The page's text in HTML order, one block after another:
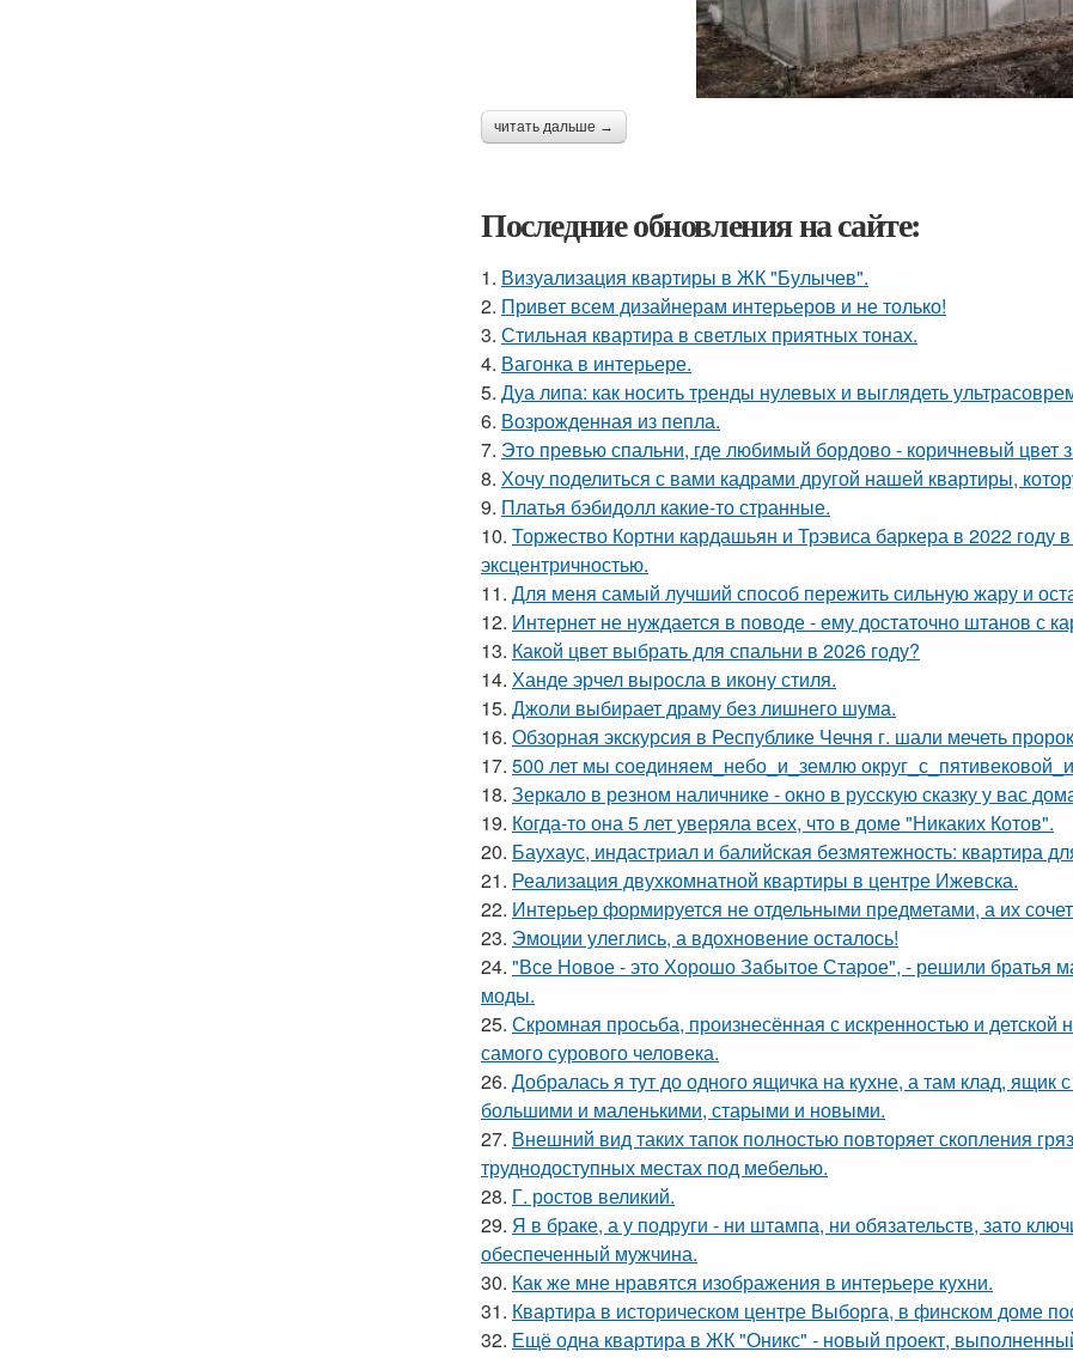
читать дальше →
Последние обновления на сайте:
1. Визуализация квартиры в ЖК "Булычев".
2. Привет всем дизайнерам интерьеров и не только!
3. Стильная квартира в светлых приятных тонах.
4. Вагонка в интерьере.
5. Дуа липа: как носить тренды нулевых и выглядеть
6. Возрожденная из пепла.
7. Это превью спальни, где любимый бордово - коричневый цвет
8. Хочу поделиться с вами кадрами другой нашей квартиры,
9. Платья бэбидолл какие-то странные.
10. Торжество Кортни кардашьян и Трэвиса баркера в 2022
эксцентричностью.
11. Для меня самый лучший способ пережить сильную жару и
12. Интернет не нуждается в поводе - ему достаточно штанов с
13. Какой цвет выбрать для спальни в 2026 году?
14. Ханде эрчел выросла в икону стиля.
15. Джоли выбирает драму без лишнего шума.
16. Обзорная экскурсия в Республике Чечня г. шали мечеть
17. 500 лет мы соединяем_небо_и_землю
18. Зеркало в резном наличнике - окно в русскую сказку у вас
19. Когда-то она 5 лет уверяла всех, что в доме "Никаких Котов".
20. Баухаус, индастриал и балийская безмятежность: квартира
21. Реализация двухкомнатной квартиры в центре Ижевска.
22. Интерьер формируется не отдельными предметами, а их
23. Эмоции улеглись, а вдохновение осталось!
24. "Все Новое - это Хорошо Забытое Старое", - решили братья
моды.
25. Скромная просьба, произнесённая с искренностью и детской
самого сурового человека.
26. Добралась я тут до одного ящичка на кухне, а там клад,
большими и маленькими, старыми и новыми.
27. Внешний вид таких тапок полностью повторяет скопления
труднодоступных местах под мебелью.
28. Г. ростов великий.
29. Я в браке, а у подруги - ни штампа, ни обязательств, зато
обеспеченный мужчина.
30. Как же мне нравятся изображения в интерьере кухни.
31. Квартира в историческом центре Выборга, в финском доме
32. Ещё одна квартира в ЖК "Оникс" - новый проект,